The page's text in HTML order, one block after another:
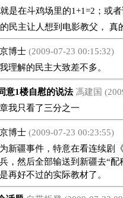
在斗鸡场里的1+1=2；或者
民主让人想到电影教父， 真
博士(2009-07-23 00:15:32)
解的民主大致差不多。
意1楼自慰的说法 馮建国
只看了三分之一
博士(2009-07-23 00:23:55)
疆事件，特意在看连续剧《
，然后全部输送到新疆去“
再好不过的实际教材了。